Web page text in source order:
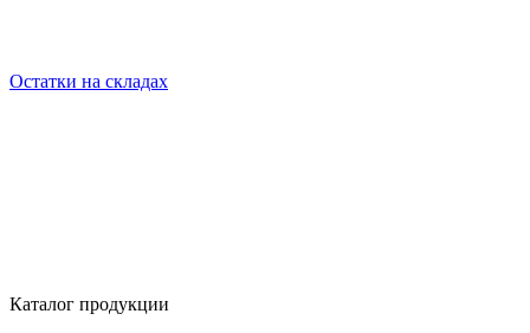
Остатки на складах
Каталог продукции